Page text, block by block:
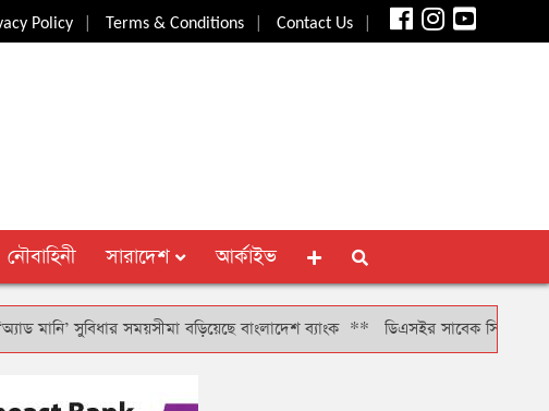
Policy| Terms & Conditions| Contact Us|
নৌবাহিনী সারাদেশ আর্কাইভ
সুবিধার সময়সীমা বড়িয়েছে বাংলাদেশ ব্যাংক**ডিএসইর সাবেক সিআরও খাইরুল